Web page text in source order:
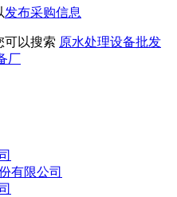
发布采购信息
可以搜索 原水处理设备批发
厂
有限公司